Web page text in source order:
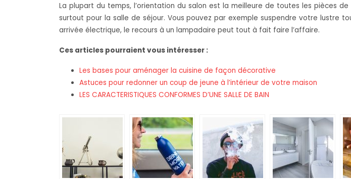
La plupart du temps, l’orientation du salon est la meilleure de toutes les pièces
surtout pour la salle de séjour. Vous pouvez par exemple suspendre votre lustre
arrivée électrique, le recours à un lampadaire peut tout à fait faire l’affaire.
Ces articles pourraient vous intéresser :
Les bases pour aménager la cuisine de façon décorative
Astuces pour redonner un coup de jeune à l’intérieur de votre maison
LES CARACTERISTIQUES CONFORMES D’UNE SALLE DE BAIN